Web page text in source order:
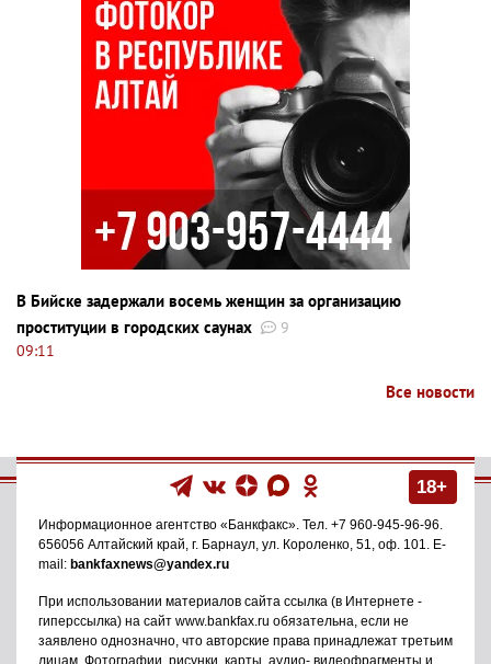
В Бийске задержали восемь женщин за организацию
проституции в городских саунах
9
09:11
Все новости
18+
Информационное агентство «Банкфакс» . Тел. +7 960-945-96-96
656056 Алтайский край, г. Барнаул ул. Короленко, 51, оф. 101
. E-
mail: bankfaxnews@yandex.ru
При использовании материалов сайта ссылка (в Интернете -
гиперссылка) на сайт www.bankfax.ru обязательна, если не
заявлено однозначно, что авторские права принадлежат третьим
лицам. Фотографии, рисунки, карты, аудио- видеофрагменты и